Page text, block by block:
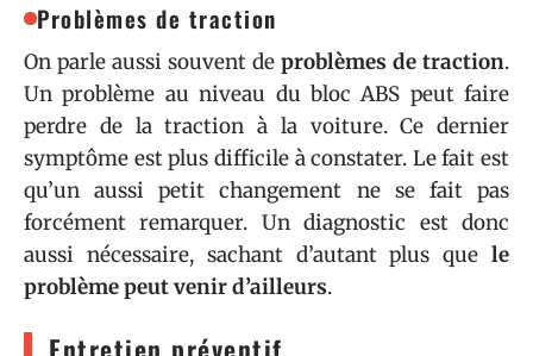
Problèmes de traction
On parle aussi souvent de problèmes de traction.
Un problème au niveau du bloc ABS peut faire
perdre de la traction à la voiture. Ce dernier
symptôme est plus difficile à constater. Le fait est
qu’un aussi petit changement ne se fait pas
forcément remarquer. Un diagnostic est donc
aussi nécessaire, sachant d’autant plus que le
problème peut venir d’ailleurs.